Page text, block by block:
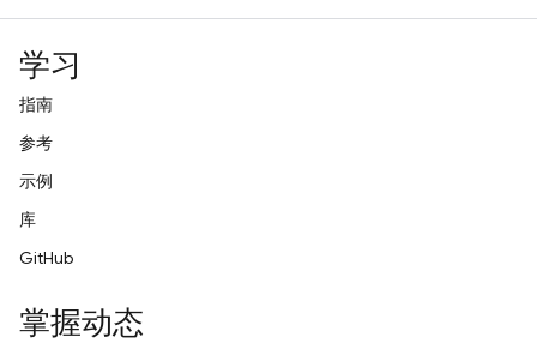
学习
指南
参考
示例
库
GitHub
掌握动态